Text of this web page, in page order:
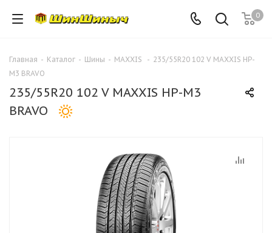
0
Главная - Каталог - Шины - MAXXIS - 235/55R20 102 V MAXXIS HP-
M3 BRAVO
235/55R20 102 V MAXXIS HP-M3
BRAVO